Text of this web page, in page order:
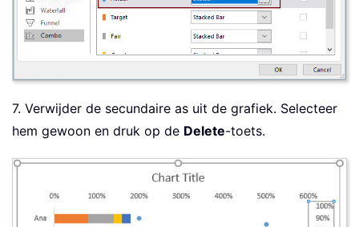
7. Verwijder de secundaire as uit de grafiek. Selecteer
hem gewoon en druk op de Delete-toets.